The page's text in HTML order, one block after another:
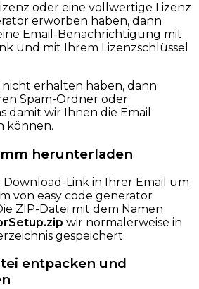
oder eine vollwertige Lizenz
erworben haben, dann
Email-Benachrichtigung mit
und mit Ihrem Lizenzschlüssel
nicht erhalten haben, dann
Spam-Ordner oder
damit wir Ihnen die Email
können.
herunterladen
Download-Link in Ihrer Email um
von easy code generator
ZIP-Datei mit dem Namen
wir normalerweise in
gespeichert.
entpacken und